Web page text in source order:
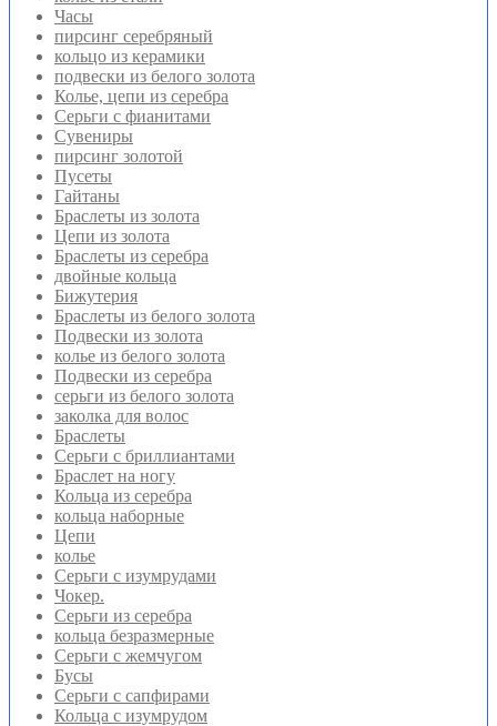
Часы
пирсинг серебряный
кольцо из керамики
подвески из белого золота
Колье, цепи из серебра
Серьги с фианитами
Сувениры
пирсинг золотой
Пусеты
Гайтаны
Браслеты из золота
Цепи из золота
Браслеты из серебра
двойные кольца
Бижутерия
Браслеты из белого золота
Подвески из золота
колье из белого золота
Подвески из серебра
серьги из белого золота
заколка для волос
Браслеты
Серьги с бриллиантами
Браслет на ногу
Кольца из серебра
кольца наборные
Цепи
колье
Серьги с изумрудами
Чокер.
Серьги из серебра
кольца безразмерные
Серьги с жемчугом
Бусы
Серьги с сапфирами
Кольца с изумрудом